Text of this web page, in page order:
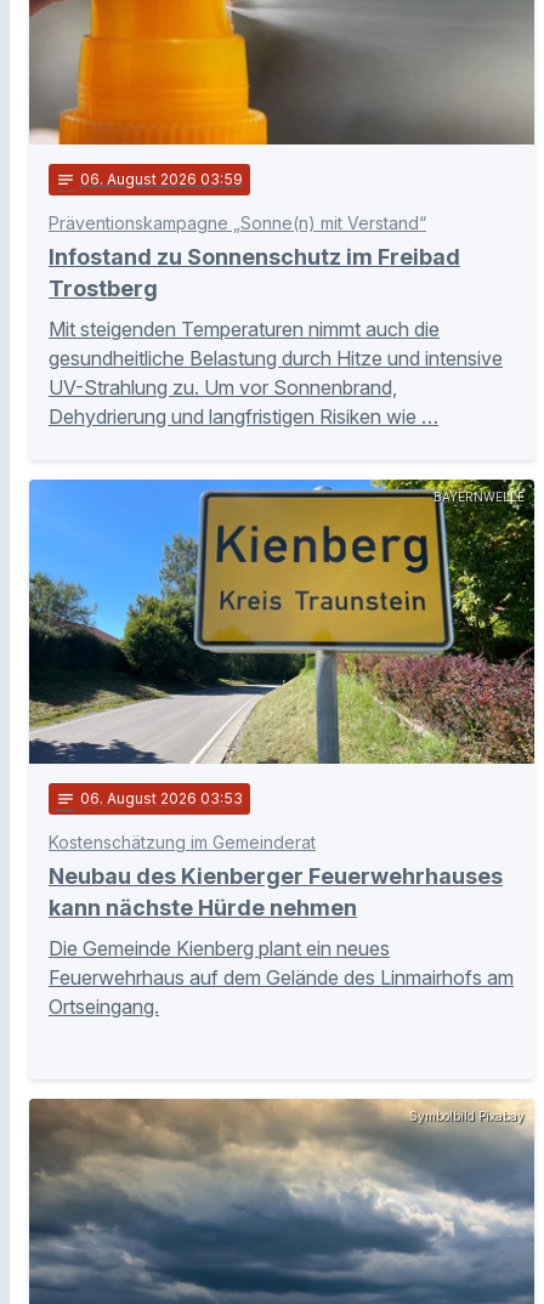
notes 06. August 2026 03:59
Präventionskampagne „Sonne(n) mit Verstand“
Infostand zu Sonnenschutz im Freibad
Trostberg
Mit steigenden Temperaturen nimmt auch die
gesundheitliche Belastung durch Hitze und intensive
UV-Strahlung zu. Um vor Sonnenbrand,
Dehydrierung und langfristigen Risiken wie …
BAYERNWELLE
notes 06. August 2026 03:53
Kostenschätzung im Gemeinderat
Neubau des Kienberger Feuerwehrhauses
kann nächste Hürde nehmen
Die Gemeinde Kienberg plant ein neues
Feuerwehrhaus auf dem Gelände des Linmairhofs am
Ortseingang.
Symbolbild Pixabay